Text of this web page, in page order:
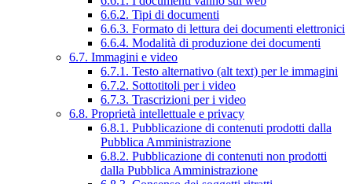
6.6.2. Tipi di documenti
6.6.3. Formato di lettura dei documenti elettronici
6.6.4. Modalità di produzione dei documenti
6.7. Immagini e video
6.7.1. Testo alternativo (alt text) per le immagini
6.7.2. Sottotitoli per i video
6.7.3. Trascrizioni per i video
6.8. Proprietà intellettuale e privacy
6.8.1. Pubblicazione di contenuti prodotti dalla
Pubblica Amministrazione
6.8.2. Pubblicazione di contenuti non prodotti
dalla Pubblica Amministrazione